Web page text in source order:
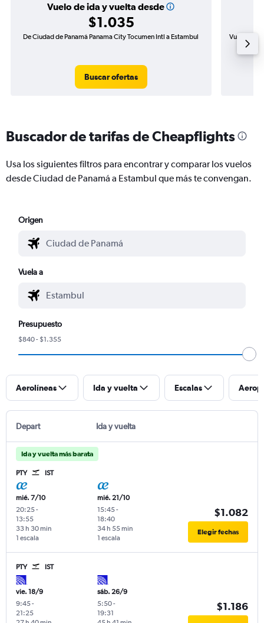
Vuelo de ida y vuelta desde
$1.035
De Ciudad de Panamá Panama City Tocumen Intl a Estambul
Buscar ofertas
Vuelo de
Buscador de tarifas de Cheapflights
Usa los siguientes filtros para encontrar y comparar los vuelos
desde Ciudad de Panamá a Estambul que más te convengan.
Origen
Vuela a
Presupuesto
$840 - $1.355
Aerolíneas Ida y vuelta Escalas
Depart Ida y vuelta
Ida y vuelta más barata
PTY IST
mié. 7/10
20:25-
13:55
1 escala
33 h 30 min
mié. 21/10
15:45-
18:40
1 escala
34 h 55 min
$1.082
Elegir fechas
PTY IST
vie. 18/9
9:45-
21:25
sáb. 26/9
5:50-
19:31
$1.186